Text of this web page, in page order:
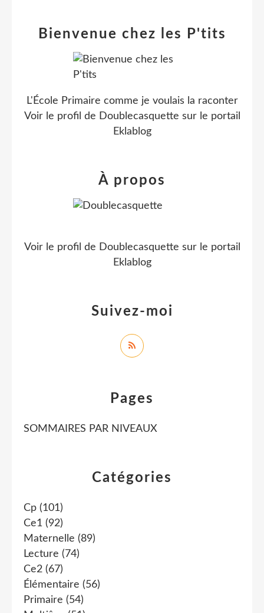
Catégories
Cp (101)
Ce1 (92)
Maternelle (89)
Lecture (74)
Ce2 (67)
Élémentaire (56)
Primaire (54)
Pages
SOMMAIRES PAR NIVEAUX
Bienvenue chez les P'tits
L'École Primaire comme je voulais la raconter
Voir le profil de Doublecasquette sur le portail
Eklablog
Suivez-moi
À propos
Voir le profil de Doublecasquette sur le portail
Eklablog